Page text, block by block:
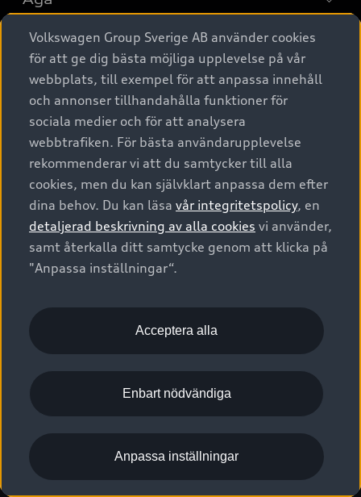
A6 modellerna
SUV
Avant
Audi Sport
Privaterbjudanden
Privatleasing
Nya bilar i lager
Begagnade bilar i lager
Audi approved :plus - så gott som nya
Finansiering
Audi exclusive
Provkörning
Service & tillbehör
Audi digital services
Originaltillbehör - köp online
Garantier
Försäkring
Digitala manualer för din Audi
Audi Collection – livsstilsartiklar
Vanliga frågor
2G/3G nätet stängs ned - Hur påverkas min bil av detta?
Tjänstebil
Tjänstebil
Business lease online
Företagsleasing
Om Audi Sverige
Kontakta oss
Audi Återförsäljare/-serviceverkstad
myAudi
Pressmeddelanden
Nyhetsbrev
Vårt hållbarhetsarbete
Lediga tjänster huvudkontor
Lediga tjänster hos Audi Återförsäljare
Kommentar till mediauppgifter om dataläcka
© 2026 AUDI SVERIGE. All Rights Reserved.
Utgivare Juridiskt
Juridiskt Audi AG
Juridiskt Audi Digital Giveaway
Anpassa inställningar för cookies
Visselblåsarkanaler
Volkswagen Group Sverige AB använder cookies
för att ge dig bästa möjliga upplevelse på vår
webbplats, till exempel för att anpassa innehåll
och annonser tillhandahålla funktioner för
sociala medier och för att analysera
webbtrafiken. För bästa användarupplevelse
rekommenderar vi att du samtycker till alla
cookies, men du kan självklart anpassa dem efter
dina behov. Du kan läsa vår integritetspolicy, en
detaljerad beskrivning av alla cookies vi använder,
samt återkalla ditt samtycke genom att klicka på
"Anpassa inställningar“.
Acceptera alla
Enbart nödvändiga
Anpassa inställningar